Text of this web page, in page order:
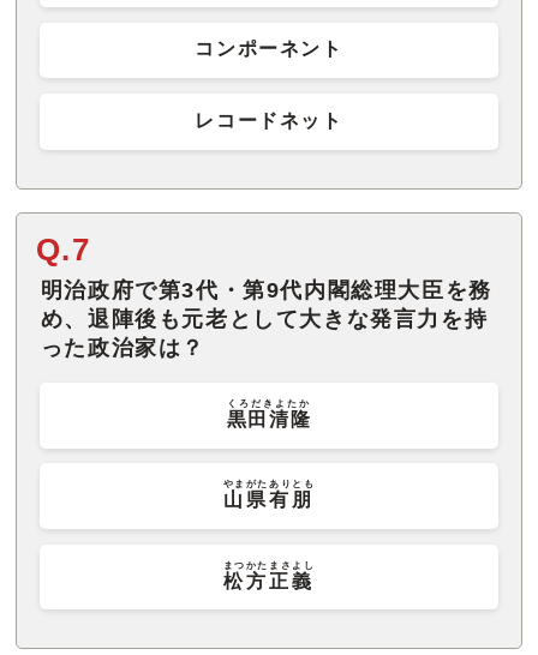
コンポーネント
レコードネット
Q.7
明治政府で第3代・第9代内閣総理大臣を務
め、退陣後も元老として大きな発言力を持
った政治家は？
黒田清隆
くろだきよたか
山県有朋
やまがたありとも
松方正義
まつかたまさよし